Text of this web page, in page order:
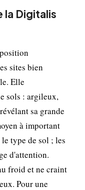
la Digitalis
sites bien
Elle
sols : argileux,
sa grande
à important
type de sol ; les
d'attention.
froid et ne craint
Pour une